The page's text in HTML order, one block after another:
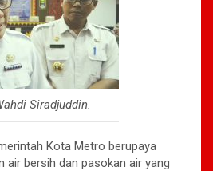
Siradjuddin.
Kota Metro berupaya
air bersih dan pasokan air yang